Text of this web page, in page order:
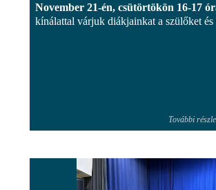
November 21-én, csütörtökön 16-17
kínálattal várjuk diákjainkat a szülőket
További